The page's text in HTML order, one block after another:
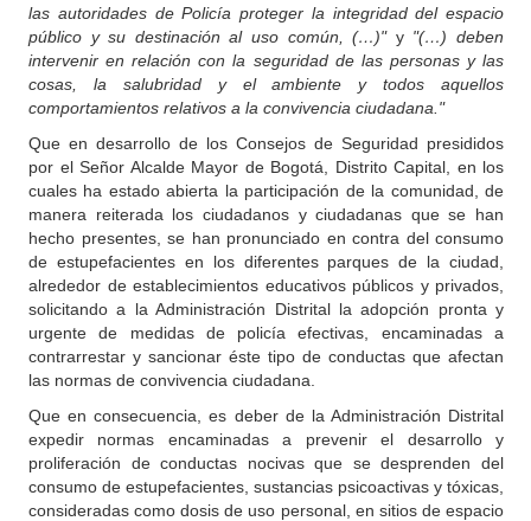
las autoridades de Policía proteger la integridad del espacio
público y su destinación al uso común, (…)"y "(…) deben
intervenir en relación con la seguridad de las personas y las
cosas, la salubridad y el ambiente y todos aquellos
comportamientos relativos a la convivencia ciudadana."
Que en desarrollo de los Consejos de Seguridad presididos
por el Señor Alcalde Mayor de Bogotá, Distrito Capital, en los
cuales ha estado abierta la participación de la comunidad, de
manera reiterada los ciudadanos y ciudadanas que se han
hecho presentes, se han pronunciado en contra del consumo
de estupefacientes en los diferentes parques de la ciudad,
alrededor de establecimientos educativos públicos y privados,
solicitando a la Administración Distrital la adopción pronta y
urgente de medidas de policía efectivas, encaminadas a
contrarrestar y sancionar éste tipo de conductas que afectan
las normas de convivencia ciudadana.
Que en consecuencia, es deber de la Administración Distrital
expedir normas encaminadas a prevenir el desarrollo y
proliferación de conductas nocivas que se desprenden del
consumo de estupefacientes, sustancias psicoactivas y tóxicas,
consideradas como dosis de uso personal, en sitios de espacio